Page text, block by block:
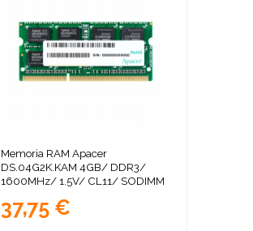
Memoria RAM Apacer
DS.04G2K.KAM 4GB/ DDR3/
1600MHz/ 1.5V/ CL11/ SODIMM
37,75 €